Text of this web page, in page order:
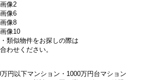
類似物件をお探しの際は
わせください。
円以下マンション・ 1000万円台マション